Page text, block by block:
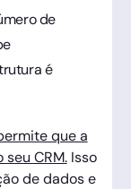
de
é
que a
CRM.Isso
de dados e